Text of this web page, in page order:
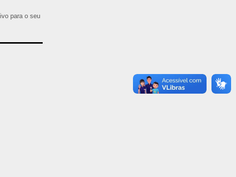
para o seu